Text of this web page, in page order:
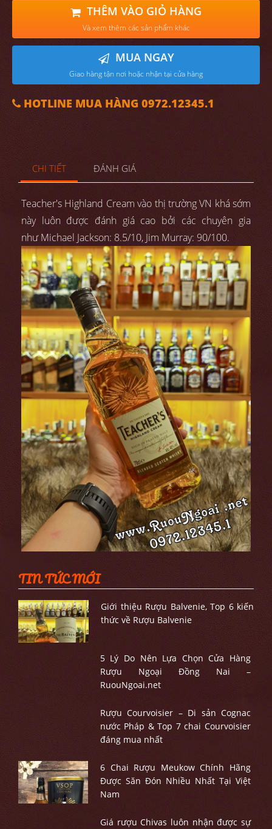
THÊM VÀO GIỎ HÀNG
Và xem thêm các sản phẩm khác
MUA NGAY
Giao hàng tận nơi hoặc nhận tại cửa hàng
HOTLINE MUA HÀNG 0972.12345.1
CHI TIẾT ĐÁNH GIÁ
Teacher's Highland Cream vào thị trường VN khá sớm
này luôn được đánh giá cao bởi các chuyên gia
như Michael Jackson: 8.5/10, Jim Murray: 90/100.
TIN TỨC MỚI
Giới thiệu Rượu Balvenie, Top 6 kiến
thức về Rượu Balvenie
5 Lý Do Nên Lựa Chọn Cửa Hàng
Rượu Ngoại Đồng Nai –
RuouNgoai.net
Rượu Courvoisier – Di sản Cognac
nước Pháp & Top 7 chai Courvoisier
đáng mua nhất
6 Chai Rượu Meukow Chính Hãng
Được Săn Đón Nhiều Nhất Tại Việt
Nam
Giá rượu Chivas luôn nhận được sự